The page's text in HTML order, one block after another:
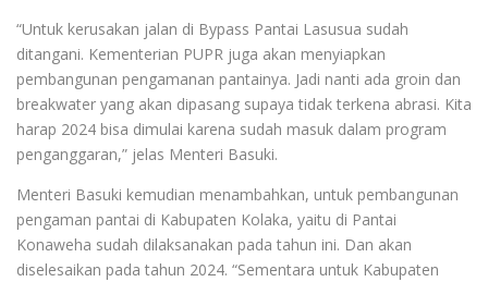
“Untuk kerusakan jalan di Bypass Pantai Lasusua sudah
ditangani. Kementerian PUPR juga akan menyiapkan
pembangunan pengamanan pantainya. Jadi nanti ada groin dan
breakwater yang akan dipasang supaya tidak terkena abrasi. Kita
harap 2024 bisa dimulai karena sudah masuk dalam program
penganggaran,” jelas Menteri Basuki.
Menteri Basuki kemudian menambahkan, untuk pembangunan
pengaman pantai di Kabupaten Kolaka, yaitu di Pantai
Konaweha sudah dilaksanakan pada tahun ini. Dan akan
diselesaikan pada tahun 2024. “Sementara untuk Kabupaten